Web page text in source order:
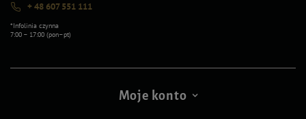
+ 48 607 551 111
*Infolinia czynna
7:00 – 17:00 (pon–pt)
Moje konto